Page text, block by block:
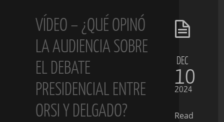
VÍDEO – ¿QUÉ OPINÓ
LA AUDIENCIA SOBRE
EL DEBATE
PRESIDENCIAL ENTRE
ORSI Y DELGADO?
DEC
10
2024
Read